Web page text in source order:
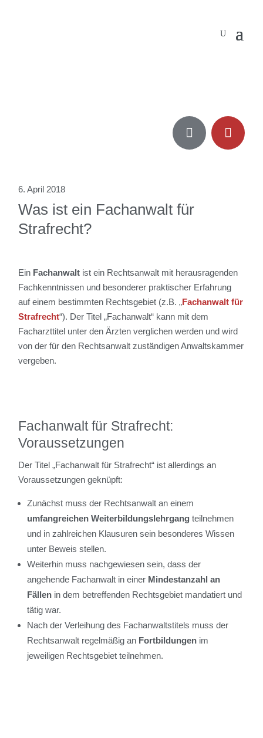
6. April 2018
Was ist ein Fachanwalt für
Strafrecht?
Ein Fachanwalt ist ein Rechtsanwalt mit herausragenden
Fachkenntnissen und besonderer praktischer Erfahrung
auf einem bestimmten Rechtsgebiet (z.B. „Fachanwalt für
Strafrecht“). Der Titel „Fachanwalt“ kann mit dem
Facharzttitel unter den Ärzten verglichen werden und wird
von der für den Rechtsanwalt zuständigen Anwaltskammer
vergeben.
Fachanwalt für Strafrecht:
Voraussetzungen
Der Titel „Fachanwalt für Strafrecht“ ist allerdings an
Voraussetzungen geknüpft:
Zunächst muss der Rechtsanwalt an einem
umfangreichen Weiterbildungslehrgang teilnehmen
und in zahlreichen Klausuren sein besonderes Wissen
unter Beweis stellen.
Weiterhin muss nachgewiesen sein, dass der
angehende Fachanwalt in einer Mindestanzahl an
Fällen in dem betreffenden Rechtsgebiet mandatiert und
tätig war.
Nach der Verleihung des Fachanwaltstitels muss der
Rechtsanwalt regelmäßig an Fortbildungen im
jeweiligen Rechtsgebiet teilnehmen.